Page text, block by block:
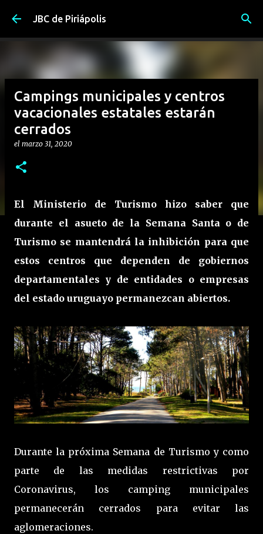
Ir al contenido principal
JBC de Piriápolis
Campings municipales y centros
vacacionales estatales estarán
cerrados
el marzo 31, 2020
El Ministerio de Turismo hizo saber que
durante el asueto de la Semana Santa o de
Turismo se mantendrá la inhibición para que
estos centros que dependen de gobiernos
departamentales y de entidades o empresas
del estado uruguayo permanezcan abiertos.
Durante la próxima Semana de Turismo y como
parte de las medidas restrictivas por
Coronavirus, los camping municipales
permanecerán cerrados para evitar las
aglomeraciones.